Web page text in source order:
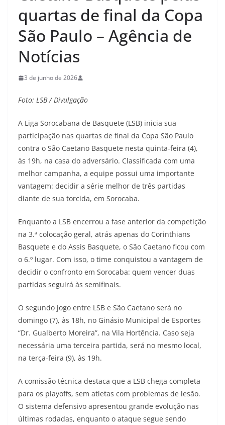
quartas de final da Copa
São Paulo – Agência de
Notícias
3 de junho de 2026
Foto: LSB / Divulgação
A Liga Sorocabana de Basquete (LSB) inicia sua
participação nas quartas de final da Copa São Paulo
contra o São Caetano Basquete nesta quinta-feira (4),
às 19h, na casa do adversário. Classificada com uma
melhor campanha, a equipe possui uma importante
vantagem: decidir a série melhor de três partidas
diante de sua torcida, em Sorocaba.
Enquanto a LSB encerrou a fase anterior da competição
na 3.ª colocação geral, atrás apenas do Corinthians
Basquete e do Assis Basquete, o São Caetano ficou com
o 6.º lugar. Com isso, o time conquistou a vantagem de
decidir o confronto em Sorocaba: quem vencer duas
partidas seguirá às semifinais.
O segundo jogo entre LSB e São Caetano será no
domingo (7), às 18h, no Ginásio Municipal de Esportes
“Dr. Gualberto Moreira”, na Vila Hortência. Caso seja
necessária uma terceira partida, será no mesmo local,
na terça-feira (9), às 19h.
A comissão técnica destaca que a LSB chega completa
para os playoffs, sem atletas com problemas de lesão.
O sistema defensivo apresentou grande evolução nas
últimas rodadas, enquanto o ataque segue sendo